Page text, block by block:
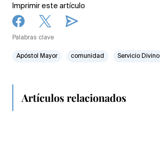
Imprimir este artículo
Palabras clave
Apóstol Mayor comunidad Servicio Divino
Artículos relacionados